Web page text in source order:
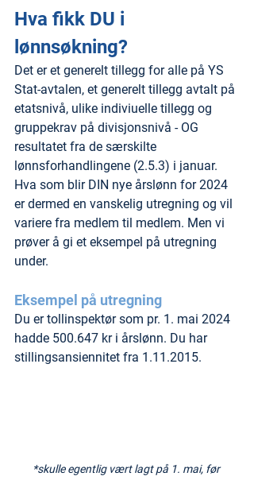
Hva fikk DU i
lønnsøkning?
Det er et generelt tillegg for alle på YS
Stat-avtalen, et generelt tillegg avtalt på
etatsnivå, ulike indiviuelle tillegg og
gruppekrav på divisjonsnivå - OG
resultatet fra de særskilte
lønnsforhandlingene (2.5.3) i januar.
Hva som blir DIN nye årslønn for 2024
er dermed en vanskelig utregning og vil
variere fra medlem til medlem. Men vi
prøver å gi et eksempel på utregning
under.
Eksempel på utregning
Du er tollinspektør som pr. 1. mai 2024
hadde 500.647 kr i årslønn. Du har
stillingsansiennitet fra 1.11.2015.
*skulle egentlig vært lagt på 1. mai, før